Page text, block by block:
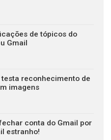
de tópicos do
Gmail
testa reconhecimento de
imagens
conta do Gmail por
estranho!